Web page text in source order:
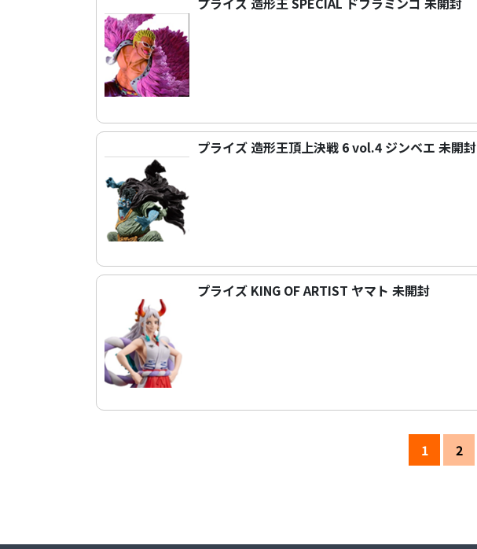
プライズ 造形王頂上決戦 6 vol.4 ジンベエ 未開封
プライズ KING OF ARTIST ヤマト 未開封
1 2